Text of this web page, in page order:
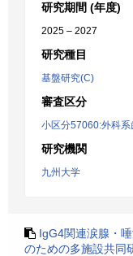
研究期間 (年度)
2025 – 2027
研究種目
基盤研究(C)
審査区分
小区分57060:外科系
研究機関
九州大学
IgG4関連涙腺・
のための多施設共同